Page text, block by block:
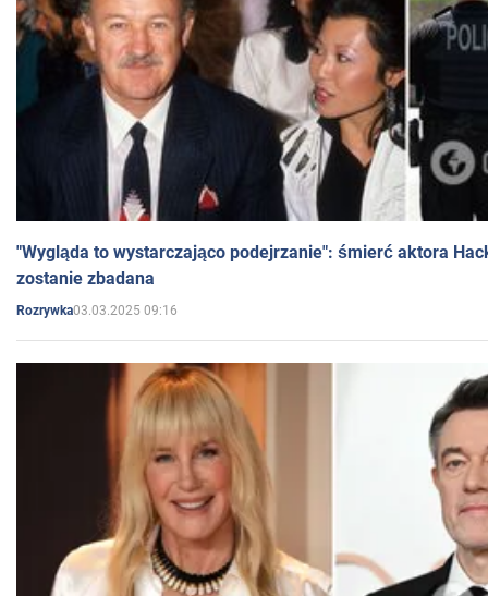
"Wygląda to wystarczająco podejrzanie": śmierć aktora
zostanie zbadana
Rozrywka03.03.2025 09:16